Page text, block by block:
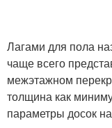
Лагами для пола
чаще всего
межэтажном
толщина как
параметры досок